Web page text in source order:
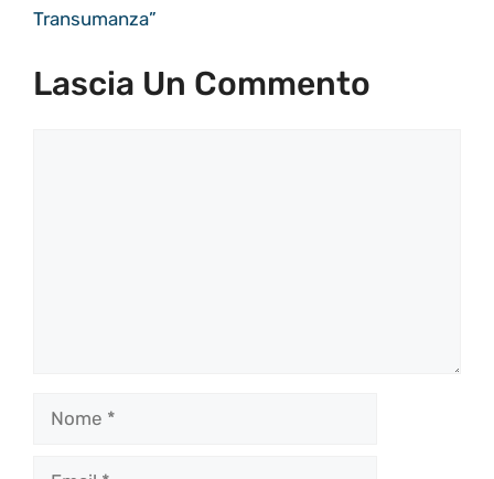
Transumanza”
Lascia Un Commento